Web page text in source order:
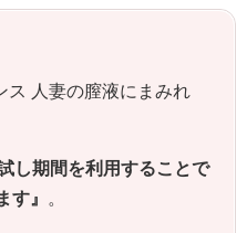
ス 人妻の膣液にまみれ
し期間を利用することで
す』